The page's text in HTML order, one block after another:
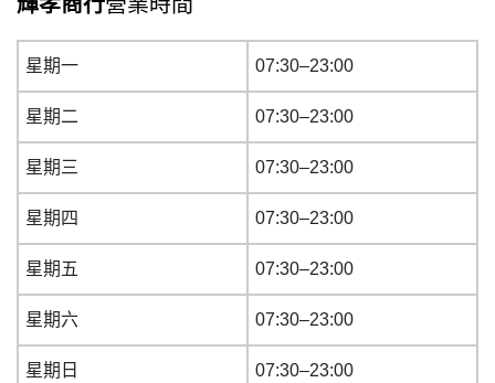
星期一 07:30–23:00
星期二 07:30–23:00
星期三 07:30–23:00
星期四 07:30–23:00
星期五 07:30–23:00
星期六 07:30–23:00
星期日 07:30–23:00